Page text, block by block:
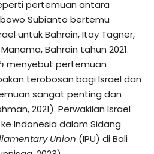
pertemuan antara
Subianto bertemu
untuk Bahrain, Itay Tagner,
Bahrain tahun 2021.
menyebut pertemuan
terobosan bagi Israel dan
sangat penting dan
2021). Perwakilan Israel
Indonesia dalam Sidang
Union (IPU) di Bali